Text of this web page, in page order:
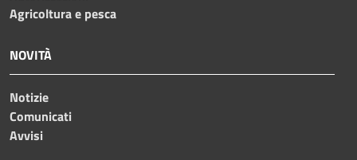
Agricoltura e pesca
NOVITÀ
Notizie
Comunicati
Avvisi